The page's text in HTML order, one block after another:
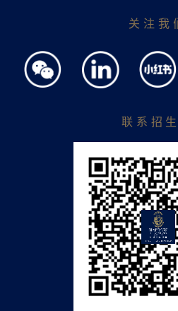
关注我
联系招